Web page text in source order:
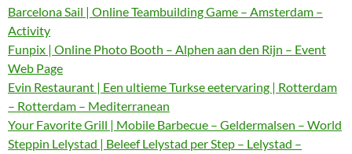
Barcelona Sail | Online Teambuilding Game – Amsterdam –
Activity
Funpix | Online Photo Booth – Alphen aan den Rijn – Event
Web Page
Evin Restaurant | Een ultieme Turkse eetervaring | Rotterdam
– Rotterdam – Mediterranean
Your Favorite Grill | Mobile Barbecue – Geldermalsen – World
Steppin Lelystad | Beleef Lelystad per Step – Lelystad –